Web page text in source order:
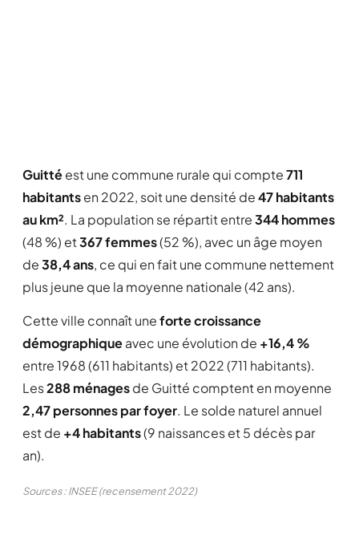
Guittéest une commune rurale qui compte711
habitantsen 2022, soit une densité de47 habitants
au km². La population se répartit entre344 hommes
(48 %) et367 femmes(52 %), avec un âge moyen
de38,4 ans, ce qui en fait une commune nettement
plus jeune que la moyenne nationale (42 ans).
Cette ville connaît uneforte croissance
démographiqueavec une évolution de +16,4 %
entre 1968 (611 habitants) et 2022 (711 habitants).
Les288 ménagesde Guitté comptent en moyenne
2,47 personnes par foyer. Le solde naturel annuel
est de +4 habitants(9 naissances et 5 décès par
an).
Sources : INSEE (recensement 2022)